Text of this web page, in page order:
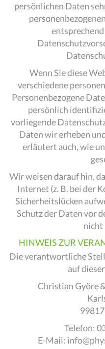
persönlichen Daten
Wenn Sie diese
verschiedene
Personenbezogene
persönlich
vorliegende
Daten wir erheben
erläutert auch, wie
Wir weisen darauf hin,
Internet (z. B. bei der
Sicherheitslücken
Schutz der Daten vor
nicht
HINWEIS ZUR
Die verantwortliche
auf
Christian Györe
Telefon:
E-Mail: